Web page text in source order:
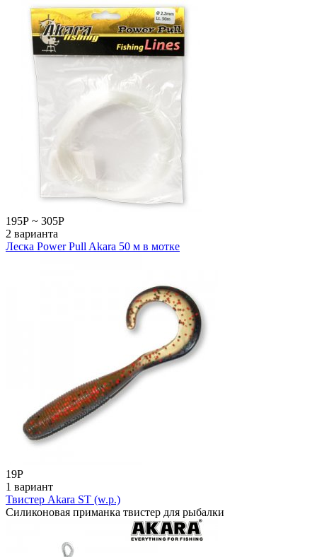
195Р ~ 305Р
2 варианта
Леска Power Pull Akara 50 м в мотке
19Р
1 вариант
Твистер Akara ST (w.p.)
Силиконовая приманка твистер для рыбалки